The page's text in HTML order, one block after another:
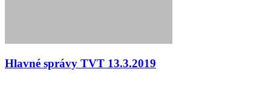
Hlavné správy TVT 13.3.2019